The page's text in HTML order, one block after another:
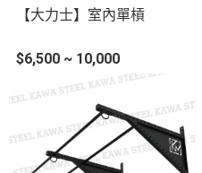
【大力士】室內單槓
$6,500 ~ 10,000